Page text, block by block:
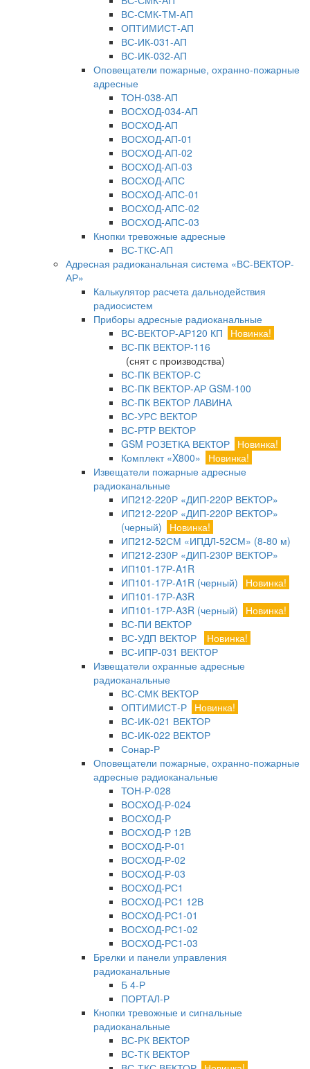
ВС-СМК-ТМ-АП
ОПТИМИСТ-АП
ВС-ИК-031-АП
ВС-ИК-032-АП
Оповещатели пожарные, охранно-пожарные
адресные
ТОН-038-АП
ВОСХОД-034-АП
ВОСХОД-АП
ВОСХОД-АП-01
ВОСХОД-АП-02
ВОСХОД-АП-03
ВОСХОД-АПС
ВОСХОД-АПС-01
ВОСХОД-АПС-02
ВОСХОД-АПС-03
Кнопки тревожные адресные
ВС-ТКС-АП
Адресная радиоканальная система «ВС-ВЕКТОР-
АР»
Калькулятор расчета дальнодействия
радиосистем
Приборы адресные радиоканальные
ВС-ВЕКТОР-АР120 КП
Новинка!
ВС-ПК ВЕКТОР-116
(снят с производства)
ВС-ПК ВЕКТОР-С
ВС-ПК ВЕКТОР-АР GSM-100
ВС-ПК ВЕКТОР ЛАВИНА
ВС-УРС ВЕКТОР
ВС-РТР ВЕКТОР
GSM РОЗЕТКА ВЕКТОР Новинка!
Комплект «X800»
Новинка!
Извещатели пожарные адресные
радиоканальные
ИП212-220Р «ДИП-220Р ВЕКТОР»
ИП212-220Р «ДИП-220Р ВЕКТОР»
(черный)
Новинка!
ИП212-52СМ «ИПДЛ-52СМ» (8-80 м)
ИП212-230Р «ДИП-230Р ВЕКТОР»
ИП101-17Р-A1R
ИП101-17Р-A1R (черный)
Новинка!
ИП101-17Р-A3R
ИП101-17Р-A3R (черный)
Новинка!
ВС-ПИ ВЕКТОР
ВС-УДП ВЕКТОР
Новинка!
ВС-ИПР-031 ВЕКТОР
Извещатели охранные адресные
радиоканальные
ВС-СМК ВЕКТОР
ОПТИМИСТ-Р Новинка!
ВС-ИК-021 ВЕКТОР
ВС-ИК-022 ВЕКТОР
Сонар-Р
Оповещатели пожарные, охранно-пожарные
адресные радиоканальные
ТОН-Р-028
ВОСХОД-Р-024
ВОСХОД-Р
ВОСХОД-Р 12В
ВОСХОД-Р-01
ВОСХОД-Р-02
ВОСХОД-Р-03
ВОСХОД-РС1
ВОСХОД-РС1 12В
ВОСХОД-РС1-01
ВОСХОД-РС1-02
ВОСХОД-РС1-03
Брелки и панели управления
радиоканальные
Б 4-Р
ПОРТАЛ-Р
Кнопки тревожные и сигнальные
радиоканальные
ВС-РК ВЕКТОР
ВС-ТК ВЕКТОР